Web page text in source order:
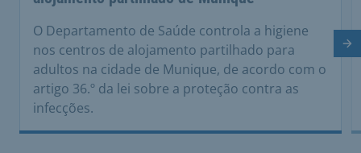
O Departamento de Saúde controla a higiene
nos centros de alojamento partilhado para
adultos na cidade de Munique, de acordo com o
artigo 36.º da lei sobre a proteção contra as
infecções.